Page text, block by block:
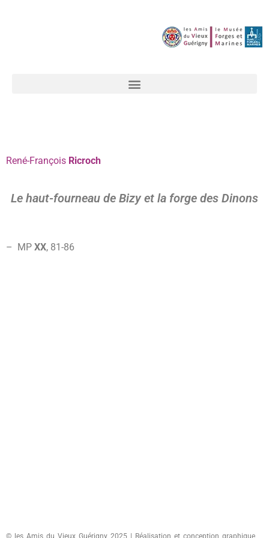
René-François Ricroch
Le haut-fourneau de Bizy et la forge des Dinons
– MP XX, 81-86
© les Amis du Vieux Guérigny 2025 | Réalisation et conception graphique